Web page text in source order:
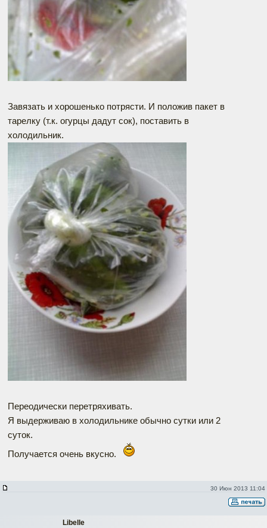
Завязать и хорошенько потрясти. И положив пакет в
тарелку (т.к. огурцы дадут сок), поставить в
холодильник.
Переодически перетряхивать.
Я выдерживаю в холодильнике обычно сутки или 2
суток.
Получается очень вкусно.
30 Июн 2013 11:04
Libelle